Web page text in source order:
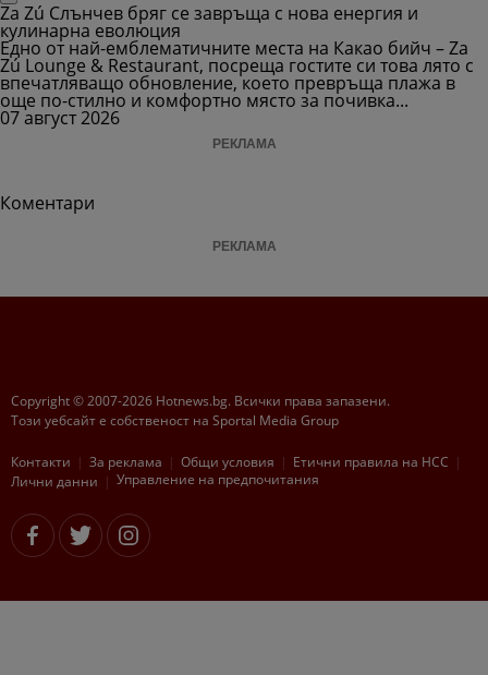
Za Zú Слънчев бряг се завръща с нова енергия и
кулинарна еволюция
Едно от най-емблематичните места на Какао бийч – Za
Zú Lounge & Restaurant, посреща гостите си това лято с
впечатляващо обновление, което превръща плажа в
още по-стилно и комфортно място за почивка...
07 август 2026
РЕКЛАМА
Коментари
РЕКЛАМА
Copyright © 2007-2026 Hotnews.bg. Всички права запазени.
Този уебсайт е собственост на Sportal Media Group
Контакти За рекламa Общи условия
Етични правила на НСС
Лични данни
Управление на предпочитания